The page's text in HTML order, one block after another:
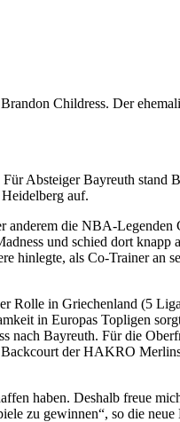
Childress. Der
Absteiger Bayreuth stand
auf.
die NBA-
und schied dort
als Co-Trainer an
Rolle in Griechenland (5
in Europas Topligen
nach Bayreuth. Für die
der HAKRO
haben. Deshalb freue
zu gewinnen“, so die